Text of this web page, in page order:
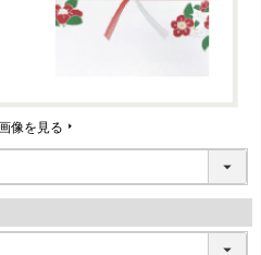
像を見る